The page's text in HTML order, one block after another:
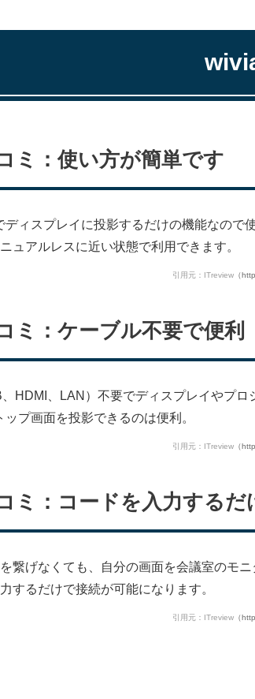
ミ：使い方が簡単です
ディスプレイに投影するだけの機能なの
ュアルレスに近い状態で利用できます。
引用元：ITreview（
ミ：ケーブル不要で便利
HDMI、LAN）不要でディスプレイやプ
ップ画面を投影できるのは便利。
引用元：ITreview（
ミ：コードを入力するだ
繋げなくても、自分の画面を会議室のモ
するだけで接続が可能になります。
引用元：ITreview（